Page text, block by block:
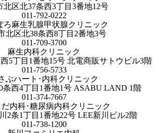
北区北37条西3丁目3番地12号
011-792-0222
ろ麻生乳腺甲状腺クリニック
北区北38条西8丁目2番地3号
011-709-3700
麻生内科クリニック
5丁目1番地15号 北電商販サトウビル3階
011-756-5733
ぶハート･内科クリニック
条西4丁目1番地1号 ASABU LAND 1階
011-374-7667
内科･糖尿病内科クリニック
2条1丁目1番地22号 LEE新川ビル2階
011-738-1200